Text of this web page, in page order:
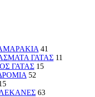
41
ΓΑΤΑΣ 11
ΓΑΤΑΣ 15
52
63